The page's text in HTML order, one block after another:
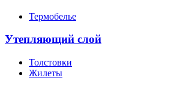
Термобелье
Утепляющий слой
Толстовки
Жилеты